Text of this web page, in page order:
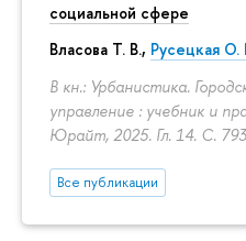
социальной сфере
Власова Т. В., Русецкая О.
В кн.: Урбанистика.
управление : учебник и
Юрайт, 2025. Гл. 14. С.
Все публикации